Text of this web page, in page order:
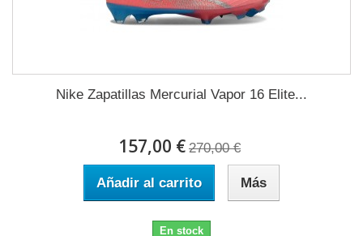
Nike Zapatillas Mercurial Vapor 16 Elite...
157,00 € 270,00 €
Añadir al carrito Más
En stock